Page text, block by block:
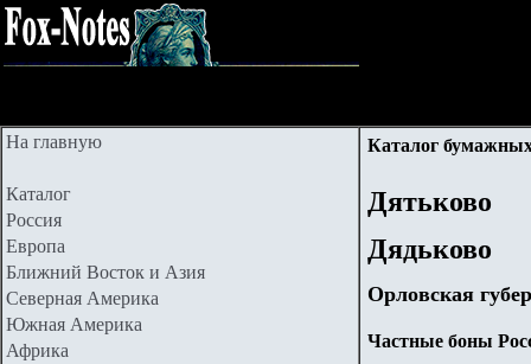
На главную
Каталог
Россия
Европа
Ближний Восток и Азия
Северная Америка
Южная Америка
Африка
Каталог
Дятьково
Дядьково
Орловская
Частные боны